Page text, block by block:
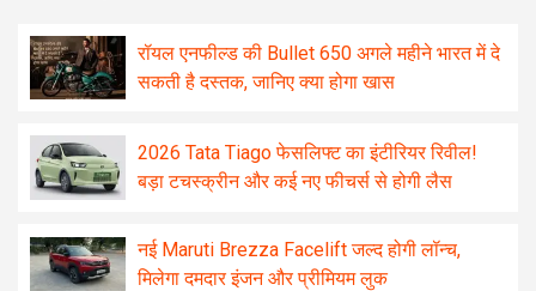
रॉयल एनफील्ड की Bullet 650 अगले महीने भारत में दे
सकती है दस्तक, जानिए क्या होगा खास
2026 Tata Tiago फेसलिफ्ट का इंटीरियर रिवील!
बड़ा टचस्क्रीन और कई नए फीचर्स से होगी लैस
नई Maruti Brezza Facelift जल्द होगी लॉन्च,
मिलेगा दमदार इंजन और प्रीमियम लुक